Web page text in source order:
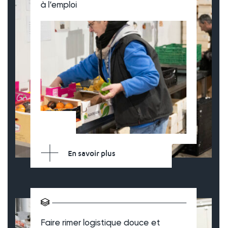
à l’emploi
En savoir plus
Faire rimer logistique douce et